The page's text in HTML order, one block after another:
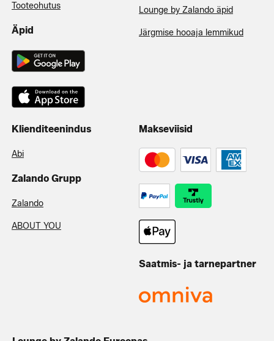
Tooteohutus
Äpid
Lounge by Zalando äpid
Järgmise hooaja lemmikud
Klienditeenindus
Abi
Zalando Grupp
Zalando
ABOUT YOU
Makseviisid
Saatmis- ja tarnepartner